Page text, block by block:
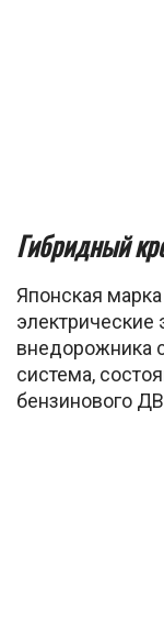
Гибридный
Японская
внедорожника
система,
бензинового